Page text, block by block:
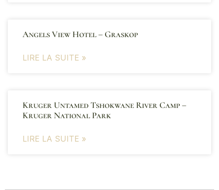
Angels View Hotel – Graskop
LIRE LA SUITE »
Kruger Untamed Tshokwane River Camp –
Kruger National Park
LIRE LA SUITE »